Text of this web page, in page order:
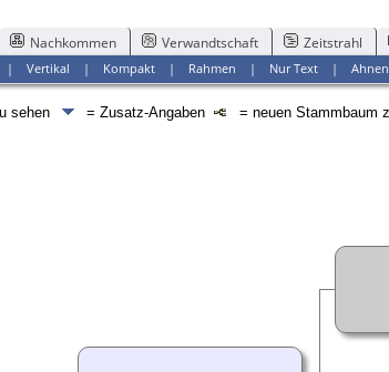
Nachkommen Verwandtschaft Zeitstrahl
|Vertikal | Kompakt | Rahmen | Nur Text |
sehen = Zusatz-Angaben = neuen Stammbaum